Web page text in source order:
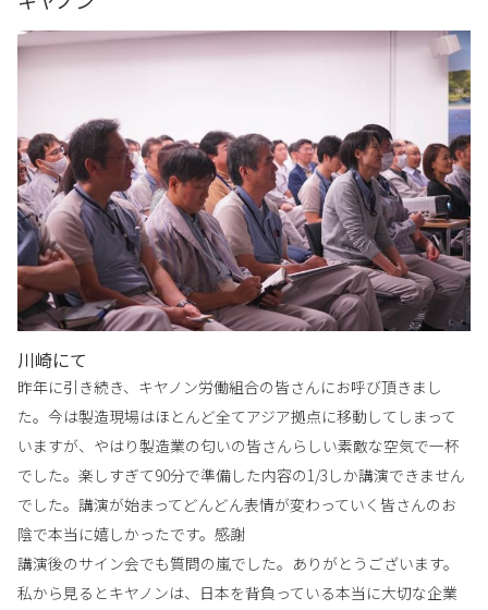
川崎にて
昨年に引き続き、キヤノン労働組合の皆さんにお呼び頂きまし
た。今は製造現場はほとんど全てアジア拠点に移動してしまって
いますが、やはり製造業の匂いの皆さんらしい素敵な空気で一杯
でした。楽しすぎて90分で準備した内容の1/3しか講演できません
でした。講演が始まってどんどん表情が変わっていく皆さんのお
陰で本当に嬉しかったです。感謝
講演後のサイン会でも質問の嵐でした。ありがとうございます。
私から見るとキヤノンは、日本を背負っている本当に大切な企業